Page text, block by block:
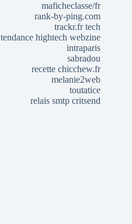
maficheclasse/fr
rank-by-ping.com
trackr.fr tech
tendance hightech webzine
intraparis
sabradou
recette chicchew.fr
melanie2web
toutatice
relais smtp critsend